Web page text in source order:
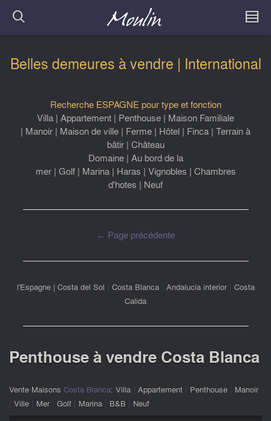
Belles demeures à vendre | International
Recherche ESPAGNE pour type et fonction
Villa | Appartement | Penthouse | Maison Familiale
| Manoir | Maison de ville | Ferme | Hôtel | Finca | Terrain à
bâtir| Château
Domaine| Au bord de la
mer| Golf| Marina| Haras | Vignobles | Chambres
d'hotes | Neuf
← Page précédente
l'Espagne| Costa del Sol Costa Blanca| Andalucia interior|
Costa
Calida
Penthouse à vendre Costa Blanca
Vente Maisons Costa Blanca: Villa Appartement Penthouse Manoir
Ville Mer Golf Marina B&B Neuf